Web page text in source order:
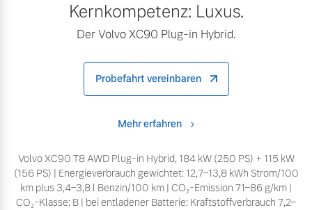
Kernkompetenz: Luxus.
Der Volvo XC90 Plug-in Hybrid.
Probefahrt vereinbaren
Mehr erfahren
Volvo XC90 T8 AWD Plug-in Hybrid, 184 kW (250 PS) + 115 kW
(156 PS) | Energieverbrauch gewichtet: 12,7–13,8 kWh Strom/100
km plus 3,4–3,8 l Benzin/100 km | CO₂-Emission 71–86 g/km |
CO₂-Klasse: B | bei entladener Batterie: Kraftstoffverbrauch 7,2–